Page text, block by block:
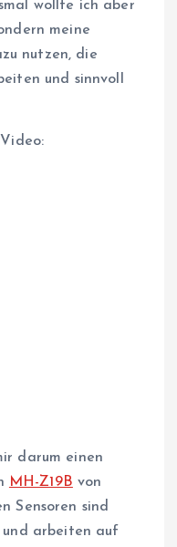
wollte ich aber
meine
nutzen, die
und sinnvoll
darum einen
MH-Z19B von
Sensoren sind
und arbeiten auf